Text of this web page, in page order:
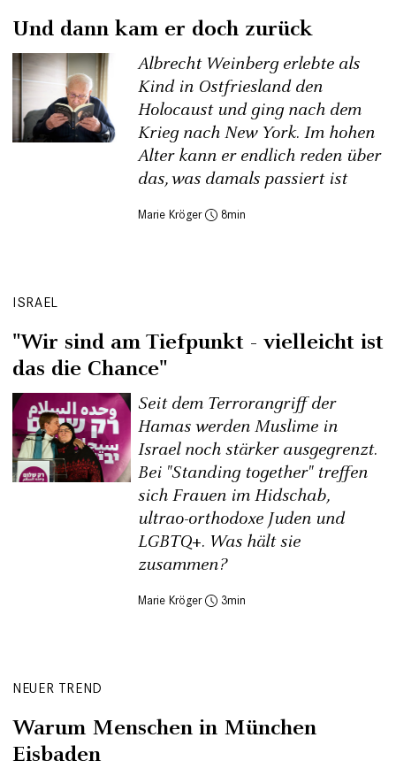
Und dann kam er doch zurück
Albrecht Weinberg erlebte als
Kind in Ostfriesland den
Holocaust und ging nach dem
Krieg nach New York. Im hohen
Alter kann er endlich reden über
das, was damals passiert ist
Marie Kröger 8
ISRAEL
"Wir sind am Tiefpunkt - vielleicht ist
das die Chance"
Seit dem Terrorangriff der
Hamas werden Muslime in
Israel noch stärker ausgegrenzt.
Bei "Standing together" treffen
sich Frauen im Hidschab,
ultrao-orthodoxe Juden und
LGBTQ+. Was hält sie
zusammen?
Marie Kröger 3
NEUER TREND
Warum Menschen in München
Eisbaden